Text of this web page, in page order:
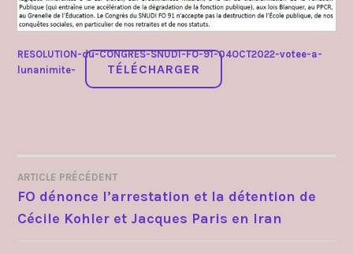
RESOLUTION-du-CONGRES-SNUDI-FO-91-04OCT2022-votee-a-
lunanimite-
TÉLÉCHARGER
NAVIGATION
DE
ARTICLE PRÉCÉDENT
FO dénonce l’arrestation et la détention de
Cécile Kohler et Jacques Paris en Iran